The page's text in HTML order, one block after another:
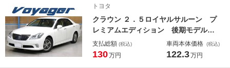
トヨタ
クラウン ２．５ロイヤルサルーン プ
レミアムエディション 後期モデル
特別仕様車 禁煙車 スマートキー
パワーシート 電動サンシェード 全
支払総額 (税込)
130万円
車両本体価格 (税込)
122.3万円